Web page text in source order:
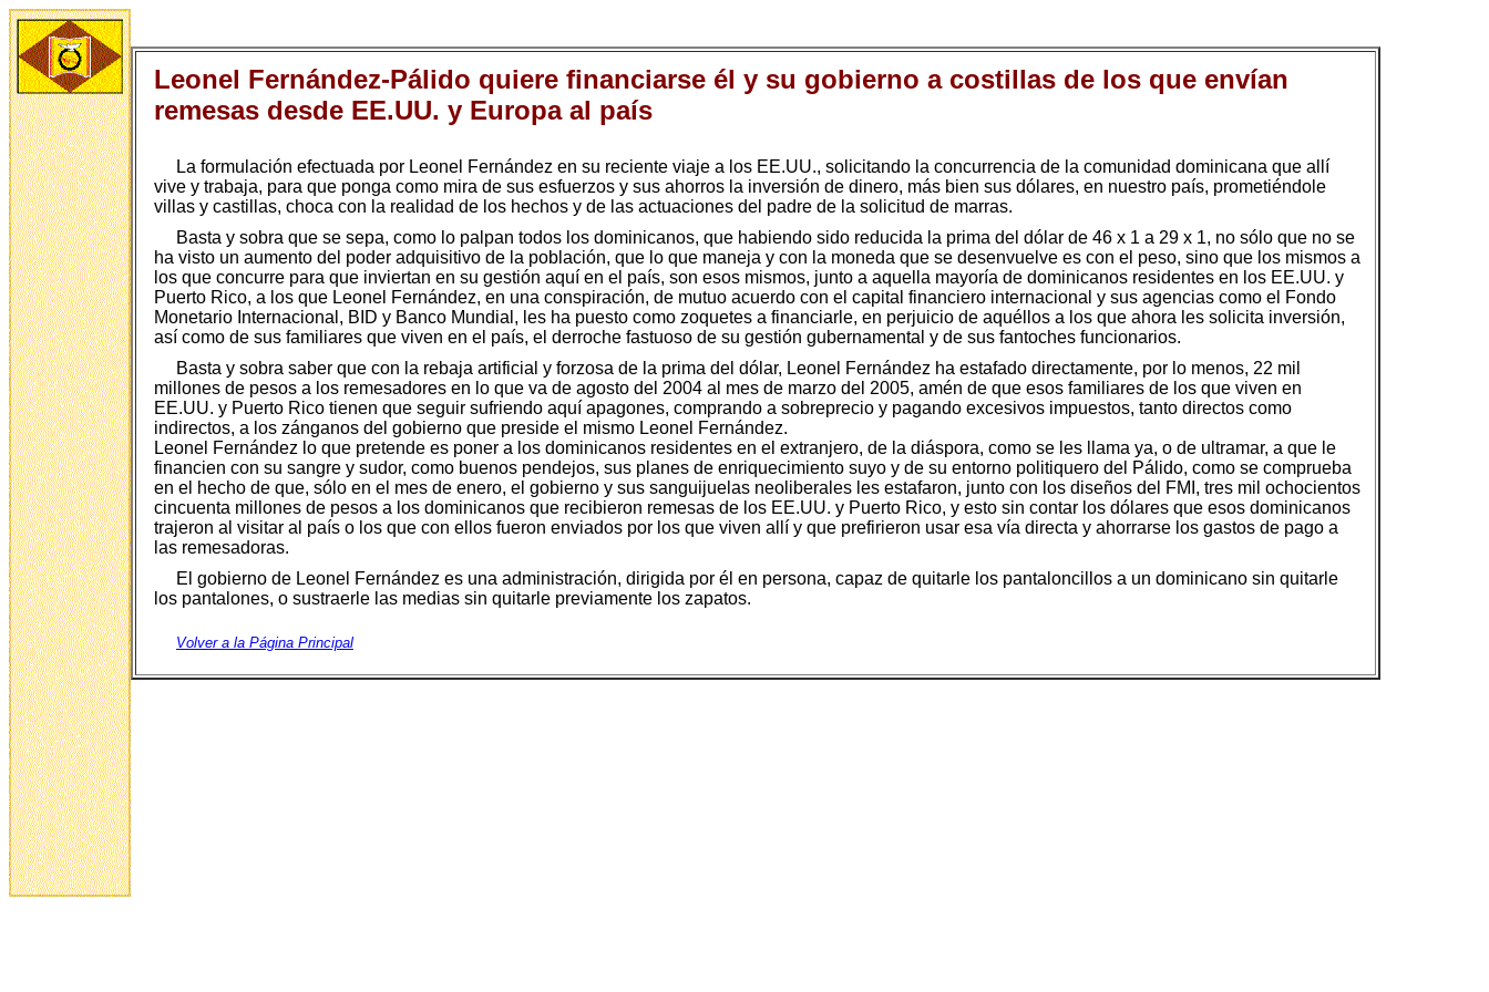
Leonel Fernández-Pálido quiere financiarse él y su gobierno a costillas de los que envían
remesas desde EE.UU. y Europa al país
La formulación efectuada por Leonel Fernández en su reciente viaje a los EE.UU., solicitando la concurrencia de la comunidad dominicana que allí
vive y trabaja, para que ponga como mira de sus esfuerzos y sus ahorros la inversión de dinero, más bien sus dólares, en nuestro país, prometiéndole
villas y castillas, choca con la realidad de los hechos y de las actuaciones del padre de la solicitud de marras.
Basta y sobra que se sepa, como lo palpan todos los dominicanos, que habiendo sido reducida la prima del dólar de 46 x 1 a 29 x 1, no sólo que no se
ha visto un aumento del poder adquisitivo de la población, que lo que maneja y con la moneda que se desenvuelve es con el peso, sino que los mismos a
los que concurre para que inviertan en su gestión aquí en el país, son esos mismos, junto a aquella mayoría de dominicanos residentes en los EE.UU. y
Puerto Rico, a los que Leonel Fernández, en una conspiración, de mutuo acuerdo con el capital financiero internacional y sus agencias como el Fondo
Monetario Internacional, BID y Banco Mundial, les ha puesto como zoquetes a financiarle, en perjuicio de aquéllos a los que ahora les solicita inversión,
así como de sus familiares que viven en el país, el derroche fastuoso de su gestión gubernamental y de sus fantoches funcionarios.
Basta y sobra saber que con la rebaja artificial y forzosa de la prima del dólar, Leonel Fernández ha estafado directamente, por lo menos, 22 mil
millones de pesos a los remesadores en lo que va de agosto del 2004 al mes de marzo del 2005, amén de que esos familiares de los que viven en
EE.UU. y Puerto Rico tienen que seguir sufriendo aquí apagones, comprando a sobreprecio y pagando excesivos impuestos, tanto directos como
indirectos, a los zánganos del gobierno que preside el mismo Leonel Fernández.
Leonel Fernández lo que pretende es poner a los dominicanos residentes en el extranjero, de la diáspora, como se les llama ya, o de ultramar, a que le
financien con su sangre y sudor, como buenos pendejos, sus planes de enriquecimiento suyo y de su entorno politiquero del Pálido, como se comprueba
en el hecho de que, sólo en el mes de enero, el gobierno y sus sanguijuelas neoliberales les estafaron, junto con los diseños del FMI, tres mil ochocientos
cincuenta millones de pesos a los dominicanos que recibieron remesas de los EE.UU. y Puerto Rico, y esto sin contar los dólares que esos dominicanos
trajeron al visitar al país o los que con ellos fueron enviados por los que viven allí y que prefirieron usar esa vía directa y ahorrarse los gastos de pago a
las remesadoras.
El gobierno de Leonel Fernández es una administración, dirigida por él en persona, capaz de quitarle los pantaloncillos a un dominicano sin quitarle
los pantalones, o sustraerle las medias sin quitarle previamente los zapatos.
Volver a la Página Principal